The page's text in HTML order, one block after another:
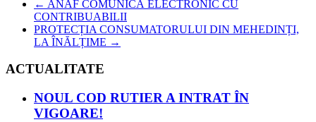
← ANAF COMUNICĂ ELECTRONIC CU
CONTRIBUABILII
PROTECȚIA CONSUMATORULUI DIN MEHEDINȚI,
LA ÎNĂLȚIME →
ACTUALITATE
NOUL COD RUTIER A INTRAT ÎN
VIGOARE!